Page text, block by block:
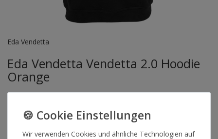
Eda Vendetta
Eda Vendetta Vendetta 2.0 Hoodie
Orange
hochwertigem Front- und Backprint in Orange.
Artikelnummer11993
Wir verwenden Cookies und ähnliche Technologien auf